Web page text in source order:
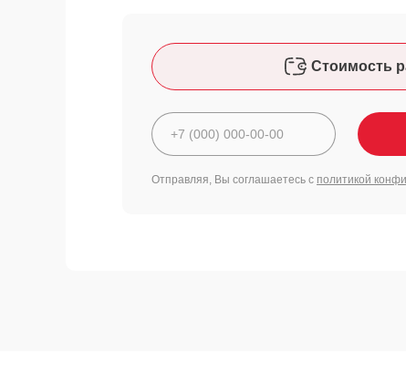
Стоимость
Отправляя, Вы соглашаетесь с политикой